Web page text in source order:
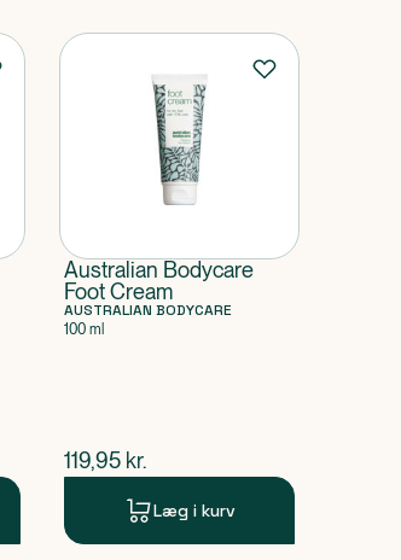
Australian Bodycare
Foot Cream
AUSTRALIAN BODYCARE
100 ml
$nuværende pris
119,95 kr.
Læg i kurv